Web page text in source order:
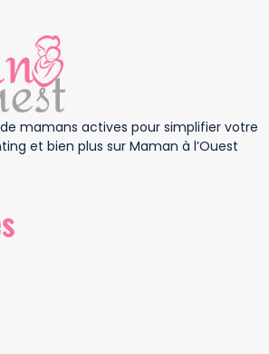
mamans actives pour simplifier votre
et bien plus sur Maman à l’Ouest